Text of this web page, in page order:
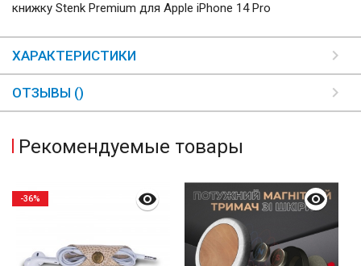
книжку Stenk Premium для Apple iPhone 14 Pro
ХАРАКТЕРИСТИКИ
ОТЗЫВЫ ()
Рекомендуемые товары
-36%